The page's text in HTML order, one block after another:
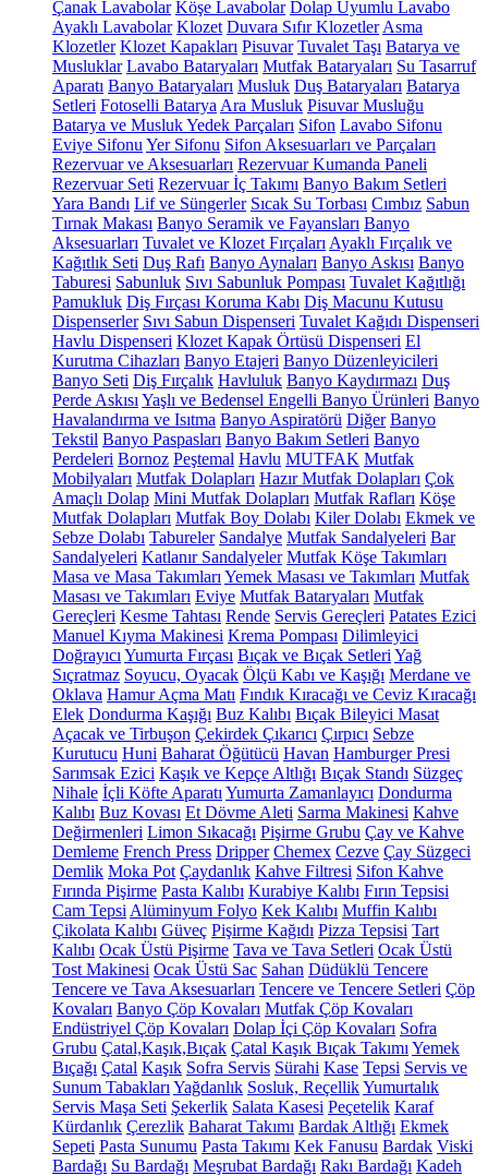
Çanak Lavabolar Köşe Lavabolar Dolap Uyumlu Lavabo
Ayaklı Lavabolar Klozet Duvara Sıfır Klozetler Asma
Klozetler Klozet Kapakları Pisuvar Tuvalet Taşı Batarya ve
Musluklar Lavabo Bataryaları Mutfak Bataryaları Su Tasarruf
Aparatı Banyo Bataryaları Musluk Duş Bataryaları Batarya
Setleri Fotoselli Batarya Ara Musluk Pisuvar Musluğu
Batarya ve Musluk Yedek Parçaları Sifon Lavabo Sifonu
Eviye Sifonu Yer Sifonu Sifon Aksesuarları ve Parçaları
Rezervuar ve Aksesuarları Rezervuar Kumanda Paneli
Rezervuar Seti Rezervuar İç Takımı Banyo Bakım Setleri
Yara Bandı Lif ve Süngerler Sıcak Su Torbası Cımbız Sabun
Tırnak Makası Banyo Seramik ve Fayansları Banyo
Aksesuarları Tuvalet ve Klozet Fırçaları Ayaklı Fırçalık ve
Kağıtlık Seti Duş Rafı Banyo Aynaları Banyo Askısı Banyo
Taburesi Sabunluk Sıvı Sabunluk Pompası Tuvalet Kağıtlığı
Pamukluk Diş Fırçası Koruma Kabı Diş Macunu Kutusu
Dispenserler Sıvı Sabun Dispenseri Tuvalet Kağıdı Dispenseri
Havlu Dispenseri Klozet Kapak Örtüsü Dispenseri El
Kurutma Cihazları Banyo Etajeri Banyo Düzenleyicileri
Banyo Seti Diş Fırçalık Havluluk Banyo Kaydırmazı Duş
Perde Askısı Yaşlı ve Bedensel Engelli Banyo Ürünleri Banyo
Havalandırma ve Isıtma Banyo Aspiratörü Diğer Banyo
Tekstil Banyo Paspasları Banyo Bakım Setleri Banyo
Perdeleri Bornoz Peştemal Havlu MUTFAK Mutfak
Mobilyaları Mutfak Dolapları Hazır Mutfak Dolapları Çok
Amaçlı Dolap Mini Mutfak Dolapları Mutfak Rafları Köşe
Mutfak Dolapları Mutfak Boy Dolabı Kiler Dolabı Ekmek ve
Sebze Dolabı Tabureler Sandalye Mutfak Sandalyeleri Bar
Sandalyeleri Katlanır Sandalyeler Mutfak Köşe Takımları
Masa ve Masa Takımları Yemek Masası ve Takımları Mutfak
Masası ve Takımları Eviye Mutfak Bataryaları Mutfak
Gereçleri Kesme Tahtası Rende Servis Gereçleri Patates Ezici
Manuel Kıyma Makinesi Krema Pompası Dilimleyici
Doğrayıcı Yumurta Fırçası Bıçak ve Bıçak Setleri Yağ
Sıçratmaz Soyucu, Oyacak Ölçü Kabı ve Kaşığı Merdane ve
Oklava Hamur Açma Matı Fındık Kıracağı ve Ceviz Kıracağı
Elek Dondurma Kaşığı Buz Kalıbı Bıçak Bileyici Masat
Açacak ve Tirbuşon Çekirdek Çıkarıcı Çırpıcı Sebze
Kurutucu Huni Baharat Öğütücü Havan Hamburger Presi
Sarımsak Ezici Kaşık ve Kepçe Altlığı Bıçak Standı Süzgeç
Nihale İçli Köfte Aparatı Yumurta Zamanlayıcı Dondurma
Kalıbı Buz Kovası Et Dövme Aleti Sarma Makinesi Kahve
Değirmenleri Limon Sıkacağı Pişirme Grubu Çay ve Kahve
Demleme French Press Dripper Chemex Cezve Çay Süzgeci
Demlik Moka Pot Çaydanlık Kahve Filtresi Sifon Kahve
Fırında Pişirme Pasta Kalıbı Kurabiye Kalıbı Fırın Tepsisi
Cam Tepsi Alüminyum Folyo Kek Kalıbı Muffin Kalıbı
Çikolata Kalıbı Güveç Pişirme Kağıdı Pizza Tepsisi Tart
Kalıbı Ocak Üstü Pişirme Tava ve Tava Setleri Ocak Üstü
Tost Makinesi Ocak Üstü Sac Sahan Düdüklü Tencere
Tencere ve Tava Aksesuarları Tencere ve Tencere Setleri Çöp
Kovaları Banyo Çöp Kovaları Mutfak Çöp Kovaları
Endüstriyel Çöp Kovaları Dolap İçi Çöp Kovaları Sofra
Grubu Çatal,Kaşık,Bıçak Çatal Kaşık Bıçak Takımı Yemek
Bıçağı Çatal Kaşık Sofra Servis Sürahi Kase Tepsi Servis ve
Sunum Tabakları Yağdanlık Sosluk, ReçellikYumurtalık
Servis Maşa Seti Şekerlik Salata Kasesi Peçetelik Karaf
Kürdanlık Çerezlik Baharat Takımı Bardak Altlığı Ekmek
Sepeti Pasta Sunumu Pasta Takımı Kek Fanusu Bardak Viski
Bardağı Su Bardağı Meşrubat Bardağı Rakı Bardağı Kadeh